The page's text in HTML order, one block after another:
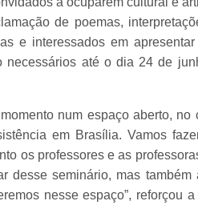
de poemas,
e interessados em
necessários até o dia 24 de
num espaço aberto, no
em Brasília. Vamos
os professores e as
desse seminário, mas também
nesse espaço”, reforçou